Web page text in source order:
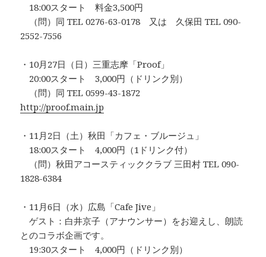
18:00スタート 料金3,500円
（問）同 TEL 0276-63-0178 又は 久保田 TEL 090-
2552-7556
・10月27日（日）三重志摩「Proof」
20:00スタート 3,000円（ドリンク別）
（問）同 TEL 0599-43-1872
http://proof.main.jp
・11月2日（土）秋田「カフェ・ブルージュ」
18:00スタート 4,000円（1ドリンク付）
（問）秋田アコースティッククラブ 三田村 TEL 090-
1828-6384
・11月6日（水）広島「Cafe Jive」
ゲスト：白井京子（アナウンサー）をお迎えし、朗読
とのコラボ企画です。
19:30スタート 4,000円（ドリンク別）